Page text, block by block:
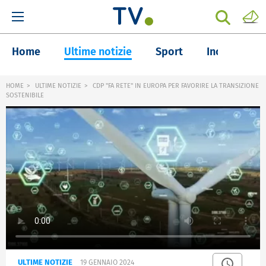
Home Ultime notizie Sport Inchieste
HOME ULTIME NOTIZIE
CDP "FA RETE" IN EUROPA PER FAVORIRE LA TRANSIZIONE
SOSTENIBILE
ULTIME NOTIZIE 19 GENNAIO 2024